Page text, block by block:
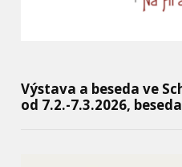
Výstava a beseda ve
od 7.2.-7.3.2026,